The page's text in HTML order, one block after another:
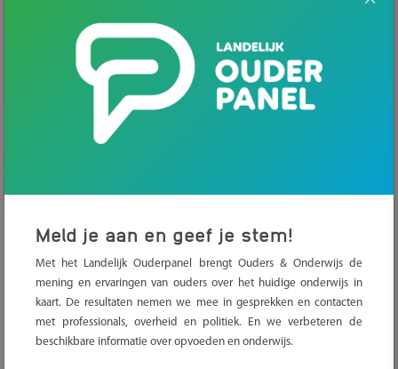
gelden daarbij? Dat lees je hier.
Dure boeken liggen ongebruikt op de plank
Heb je veel geld uitgegeven aan dure schoolboeken,
blijven ze ongebruikt op de plank liggen. Zonde toch? Het
dat alle mbo-scholen ongebruikte boeken en materiaal
moeten terugkopen.
Lees over schoolkosten in het mbo
Meld je aan en geef je stem!
Met het Landelijk Ouderpanel brengt Ouders & Onderwijs de
mening en ervaringen van ouders over het huidige onderwijs in
kaart. De resultaten nemen we mee in gesprekken en contacten
met professionals, overheid en politiek. En we verbeteren de
beschikbare informatie over opvoeden en onderwijs.